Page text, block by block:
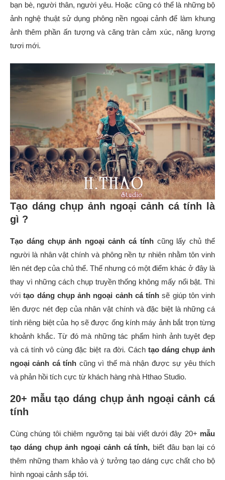
bạn bè, người thân, người yêu. Hoặc cũng có thể là những bộ
ảnh nghệ thuật sử dụng phông nền ngoại cảnh để làm khung
ảnh thêm phần ấn tượng và căng tràn cảm xúc, năng lượng
tươi mới.
Tạo dáng chụp ảnh ngoại cảnh cá tính là
gì ?
Tạo dáng chụp ảnh ngoại cảnh cá tính cũng lấy chủ thể
người là nhân vật chính và phông nền tự nhiên nhằm tôn vinh
lên nét đẹp của chủ thể. Thế nhưng có một điểm khác ở đây là
thay vì những cách chụp truyền thống không mấy nổi bật. Thì
vớitạo dáng chụp ảnh ngoại cảnh cá tínhsẽ giúp tôn vinh
lên được nét đẹp của nhân vật chính và đặc biệt là những cá
tính riêng biệt của họ sẽ được ống kính máy ảnh bắt trọn từng
khoảnh khắc. Từ đó mà những tác phẩm hình ảnh tuyệt đẹp
và cá tính vô cùng đặc biệt ra đời. Cách tạo dáng chụp ảnh
ngoại cảnh cá tính cũng vì thế mà nhận được sự yêu thích
và phản hồi tích cực từ khách hàng nhà Hthao Studio.
20+ mẫu tạo dáng chụp ảnh ngoại cảnh cá
tính
Cùng chúng tôi chiêm ngưỡng tại bài viết dưới đây 20+ mẫu
tạo dáng chụp ảnh ngoại cảnh cá tính, biết đâu bạn lại có
thêm những tham khảo và ý tưởng tạo dáng cực chất cho bộ
hình ngoại cảnh sắp tới.